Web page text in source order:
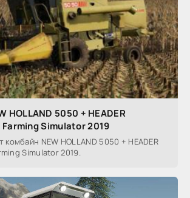
HOLLAND 5050 + HEADER
Simulator 2019
NEW HOLLAND 5050 + HEADER
Simulator 2019.